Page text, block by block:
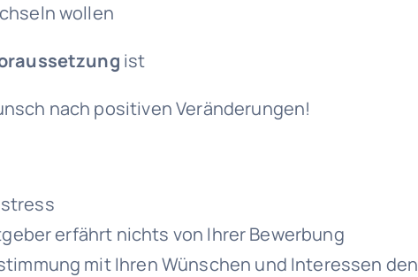
wollen
ist
nach positiven Veränderungen!
erfährt nichts von Ihrer Bewerbung
mit Ihren Wünschen und Interessen den